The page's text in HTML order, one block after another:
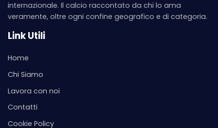
internazionale. Il calcio raccontato da chi lo ama
veramente, oltre ogni confine geografico e di categoria.
Link Utili
Home
Chi Siamo
Lavora con noi
Contatti
Cookie Policy